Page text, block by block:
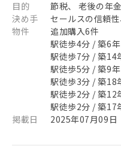
目的
節税、 老後の年
決め手
セールスの信頼
物件
追加購入6件
駅徒歩4分 / 築6
駅徒歩7分 / 築14
駅徒歩5分 / 築9
駅徒歩3分 / 築18
駅徒歩2分 / 築12
駅徒歩2分 / 築17
掲載日
2025年07月09日